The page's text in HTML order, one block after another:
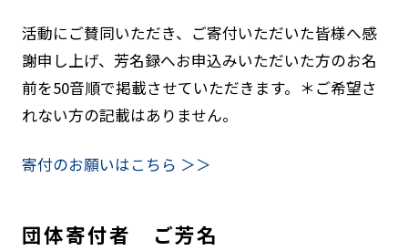
助けてサイン
プールで事故を起こさない
飲んだら泳がない
子供に海の楽しさを
津波が来たら
日やけ対策
活動にご賛同いただき、ご寄付いただいた皆様へ感
謝申し上げ、芳名録へお申込みいただいた方のお名
前を50音順で掲載させていただきます。＊ご希望さ
れない方の記載はありません。
寄付のお願いはこちら ＞＞
団体寄付者 ご芳名